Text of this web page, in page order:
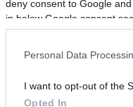
deny consent to Google
in below Google consent
Personal Data
I want to opt-out of the
Opted In